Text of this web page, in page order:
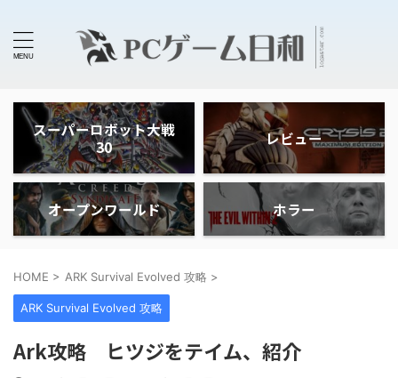
スーパーロボット大戦
30
レビュー
オープンワールド ホラー
HOME > ARK Survival Evolved 攻略 >
ARK Survival Evolved 攻略
Ark攻略 ヒツジをテイム、紹介